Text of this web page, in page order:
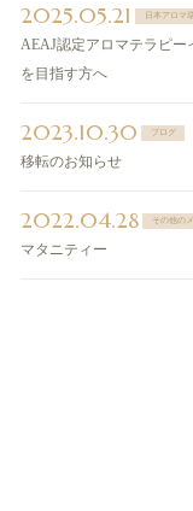
2025.05.21 日本アロマ
AEAJ認定アロマテラピ
を目指す方へ
2023.10.30 ブログ
移転のお知らせ
2022.04.28 その他の
マタニティー